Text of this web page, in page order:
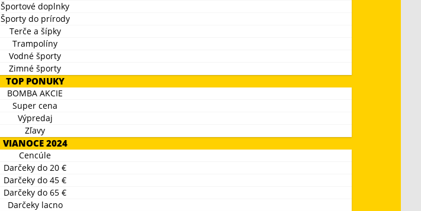
Športové doplnky
Športy do prírody
Terče a šípky
Trampolíny
Vodné športy
Zimné športy
TOP PONUKY
BOMBA AKCIE
Super cena
Výpredaj
Zľavy
VIANOCE 2024
Cencúle
Darčeky do 20 €
Darčeky do 45 €
Darčeky do 65 €
Darčeky lacno